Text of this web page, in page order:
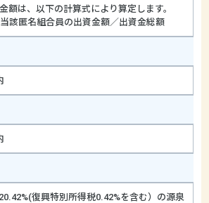
額は、以下の計算式により算定します。
該匿名組合員の出資金額／出資金総額
復興特別所得税0.42%を含む）の源泉